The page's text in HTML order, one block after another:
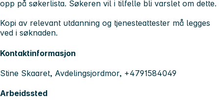
opp på søkerlista. Søkeren vil i tilfelle bli varslet om dette.
Kopi av relevant utdanning og tjenesteattester må legges
ved i søknaden.
Kontaktinformasjon
Stine Skaaret, Avdelingsjordmor, +4791584049
Arbeidssted